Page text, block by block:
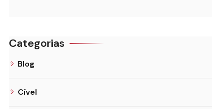
Categorias
Blog
Cível